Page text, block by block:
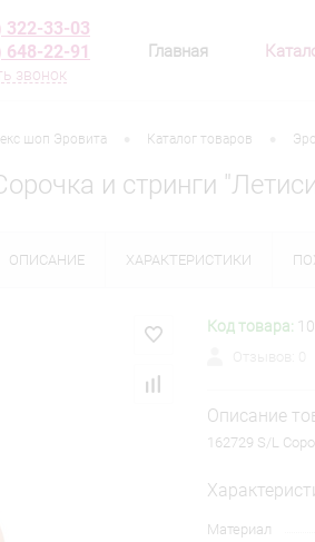
322-33-03
648-22-91
звонок
Главная
шоп Эровита Каталог товаров
и стринги
ОПИСАНИЕ ХАРАКТЕРИСТИКИ
Код товара:
Описание
162729 S/L
Материал